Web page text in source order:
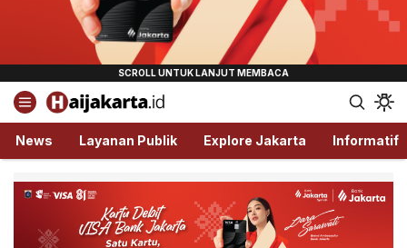
Haijakarta.id
Semua Tentang Jakarta Ada Disini!
News Layanan Publik Explore Jakarta Informatif